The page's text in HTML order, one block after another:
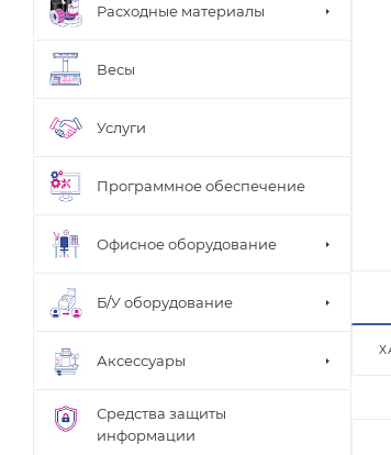
Расходные материалы
Весы
Услуги
Программное обеспечение
Офисное оборудование
Б/У оборудование
Аксессуары
Средства защиты
информации